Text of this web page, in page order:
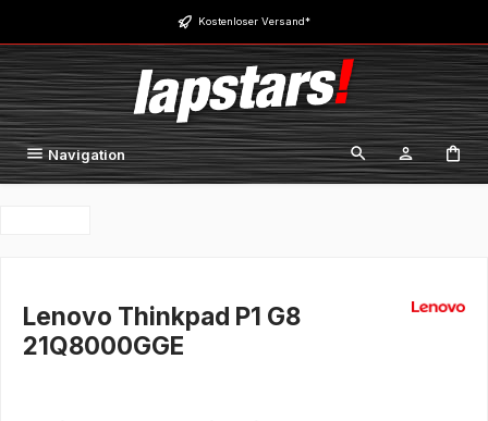
Zum Hauptinhalt springen Kostenloser Versand*
Navigation
Lenovo Thinkpad P1 G8
21Q8000GGE